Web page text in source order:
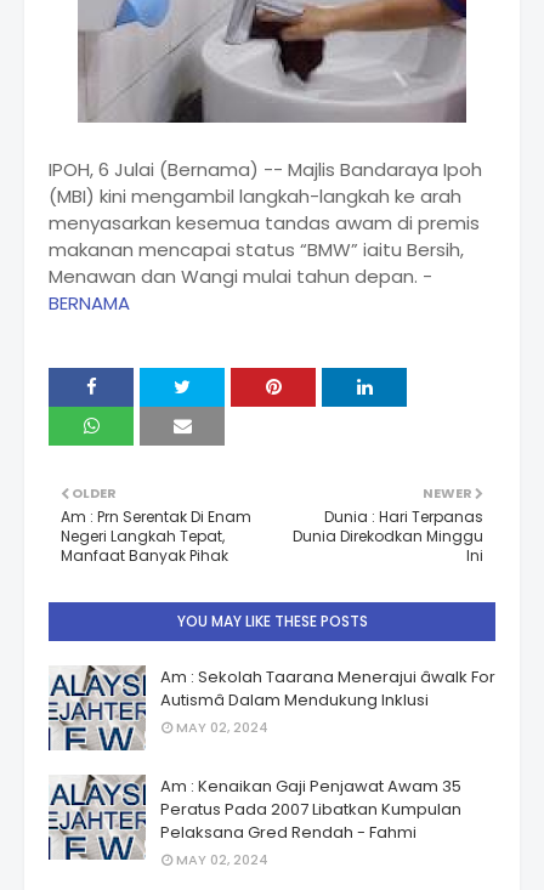
IPOH, 6 Julai (Bernama) -- Majlis Bandaraya Ipoh
(MBI) kini mengambil langkah-langkah ke arah
menyasarkan kesemua tandas awam di premis
makanan mencapai status “BMW” iaitu Bersih,
Menawan dan Wangi mulai tahun depan. -
BERNAMA
NEWER
Dunia : Hari Terpanas
Dunia Direkodkan Minggu
Ini
OLDER
Am : Prn Serentak Di Enam
Negeri Langkah Tepat,
Manfaat Banyak Pihak
YOU MAY LIKE THESE POSTS
Am : Sekolah Taarana Menerajui âwalk For
Autismâ Dalam Mendukung Inklusi
MAY 02, 2024
Am : Kenaikan Gaji Penjawat Awam 35
Peratus Pada 2007 Libatkan Kumpulan
Pelaksana Gred Rendah - Fahmi
MAY 02, 2024